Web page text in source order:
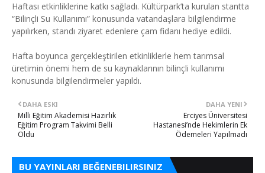
Haftası etkinliklerine katkı sağladı. Kültürpark’ta kurulan stantta
“Bilinçli Su Kullanımı” konusunda vatandaşlara bilgilendirme
yapılırken, standı ziyaret edenlere çam fidanı hediye edildi.
Hafta boyunca gerçekleştirilen etkinliklerle hem tarımsal
üretimin önemi hem de su kaynaklarının bilinçli kullanımı
konusunda bilgilendirmeler yapıldı.
DAHA YENI
Erciyes Üniversitesi
Hastanesi’nde Hekimlerin Ek
Ödemeleri Yapılmadı
DAHA ESKI
Milli Eğitim Akademisi Hazırlık
Eğitim Program Takvimi Belli
Oldu
BU YAYINLARI BEĞENEBILIRSINIZ